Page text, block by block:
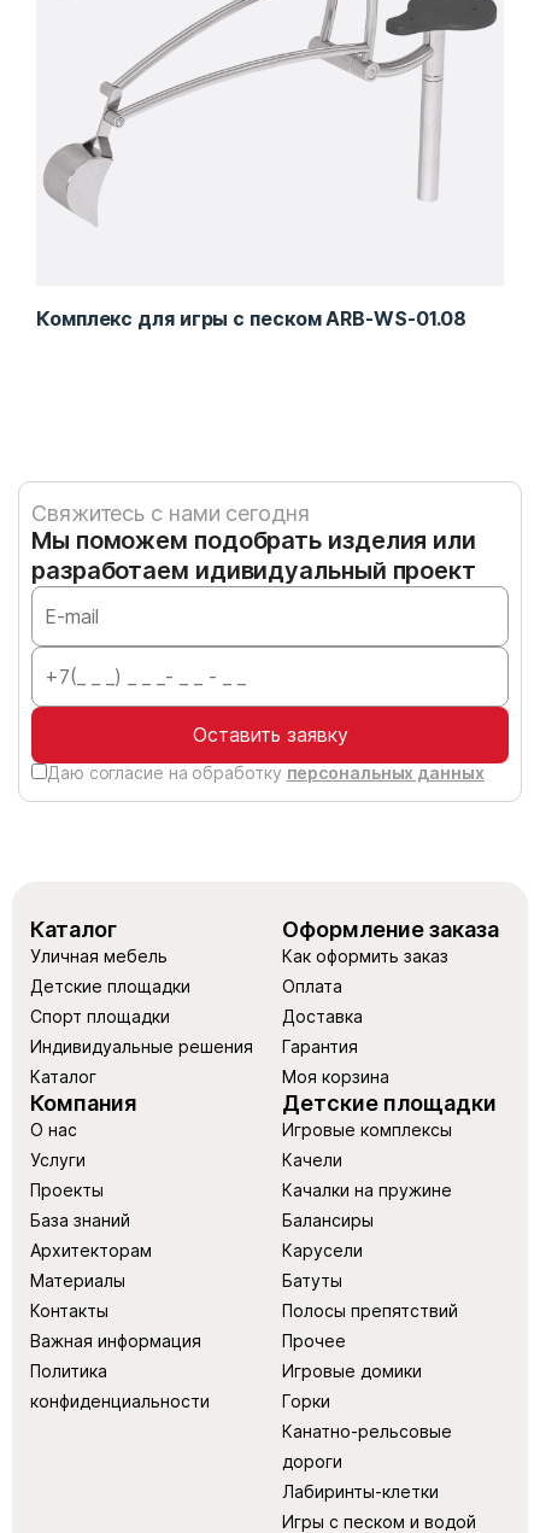
Комплекс для игры с песком ARB-WS-01.08
Свяжитесь с нами сегодня
Мы поможем подобрать изделия или
разработаем идивидуальный проект
Оставить заявку
Даю согласие на обработку персональных данных
Каталог
Уличная мебель
Детские площадки
Спорт площадки
Индивидуальные решения
Каталог
Оформление заказа
Как оформить заказ
Оплата
Доставка
Гарантия
Моя корзина
Компания
О нас
Услуги
Проекты
База знаний
Архитекторам
Материалы
Контакты
Важная информация
Политика
конфиденциальности
Детские площадки
Игровые комплексы
Качели
Качалки на пружине
Балансиры
Карусели
Батуты
Полосы препятствий
Прочее
Игровые домики
Горки
Канатно-рельсовые
дороги
Лабиринты-клетки
Игры с песком и водой